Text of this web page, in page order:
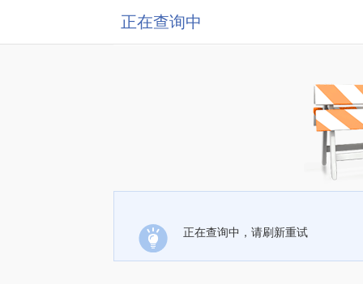
正在查询中
正在查询中，请刷新重试